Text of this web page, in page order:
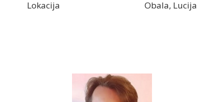
Lokacija Obala, Lucija